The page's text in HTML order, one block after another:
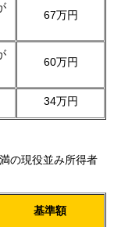
67万円
60万円
34万円
の現役並み所得者
基準額